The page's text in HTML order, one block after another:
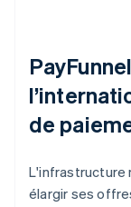
de
L'infrastructure
élargir ses